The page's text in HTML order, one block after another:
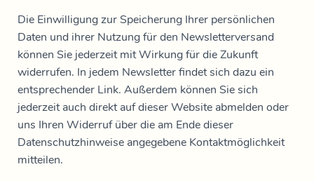
Die Einwilligung zur Speicherung Ihrer persönlichen
Daten und ihrer Nutzung für den Newsletterversand
können Sie jederzeit mit Wirkung für die Zukunft
widerrufen. In jedem Newsletter findet sich dazu ein
entsprechender Link. Außerdem können Sie sich
jederzeit auch direkt auf dieser Website abmelden oder
uns Ihren Widerruf über die am Ende dieser
Datenschutzhinweise angegebene Kontaktmöglichkeit
mitteilen.